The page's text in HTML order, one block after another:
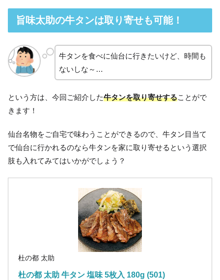
旨味太助の牛タンは取り寄せも可能！
牛タンを食べに仙台に行きたいけど、時間も
ないしな～…
という方は、今回ご紹介した牛タンを取り寄せすることがで
きます！
仙台名物をご自宅で味わうことができるので、牛タン目当て
で仙台に行かれるのなら牛タンを家に取り寄せるという選択
肢も入れてみてはいかがでしょう？
杜の都 太助
杜の都 太助 牛タン 塩味 5枚入 180g (501)